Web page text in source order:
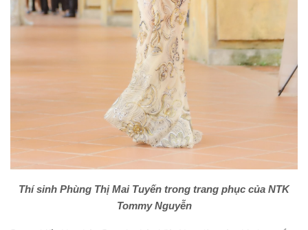
Thí sinh Phùng Thị Mai Tuyến trong trang phục của NTK
Tommy Nguyễn